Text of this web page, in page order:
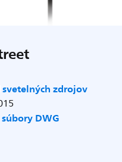
zdrojov
DWG